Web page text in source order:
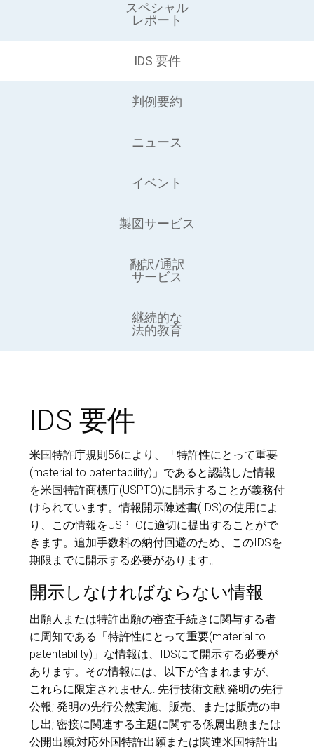
スペシャル
レポート
IDS 要件
判例要約
ニュース
イベント
製図サービス
翻訳/通訳
サービス
継続的な
法的教育
IDS 要件
米国特許庁規則56により、「特許性にとって重要
(material to patentability)」であると認識した情報
を米国特許商標庁(USPTO)に開示することが義務付
けられています。情報開示陳述書(IDS)の使用によ
り、この情報をUSPTOに適切に提出することがで
きます。追加手数料の納付回避のため、このIDSを
期限までに開示する必要があります。
開示しなければならない情報
出願人または特許出願の審査手続きに関与する者
に周知である「特許性にとって重要(material to
patentability)」な情報は、IDSにて開示する必要が
あります。その情報には、以下が含まれますが、
これらに限定されません: 先行技術文献;発明の先行
公報; 発明の先行公然実施、販売、または販売の申
し出; 密接に関連する主題に関する係属出願または
公開出願;対応外国特許出願または関連米国特許出